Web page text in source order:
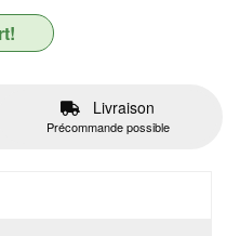
Livraison
Précommande possible